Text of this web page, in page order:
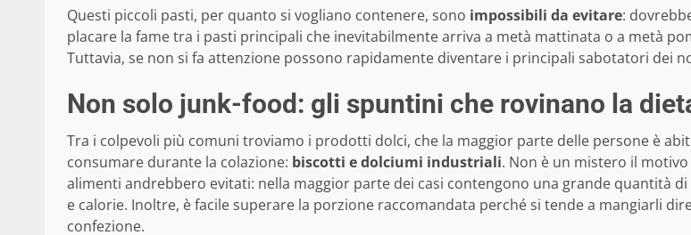
Questi piccoli pasti, per quanto si vogliano contenere, sono impossibili da evitare:
placare la fame tra i pasti principali che inevitabilmente arriva a metà mattinata o a metà
Tuttavia, se non si fa attenzione possono rapidamente diventare i principali sabotatori dei
Non solo junk-food: gli spuntini che rovinano la
Tra i colpevoli più comuni troviamo i prodotti dolci, che la maggior parte delle persone è
consumare durante la colazione: biscotti e dolciumi industriali. Non è un mistero il
alimenti andrebbero evitati: nella maggior parte dei casi contengono una grande quantità di
e calorie. Inoltre, è facile superare la porzione raccomandata perché si tende a mangiarli
confezione.